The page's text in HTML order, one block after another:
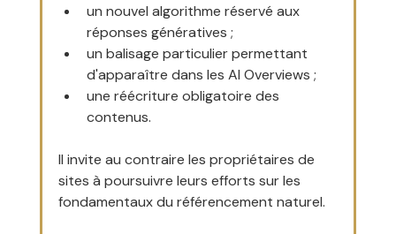
un nouvel algorithme réservé aux
réponses génératives ;
un balisage particulier permettant
d'apparaître dans les AI Overviews ;
une réécriture obligatoire des
contenus.
Il invite au contraire les propriétaires de
sites à poursuivre leurs efforts sur les
fondamentaux du référencement naturel.